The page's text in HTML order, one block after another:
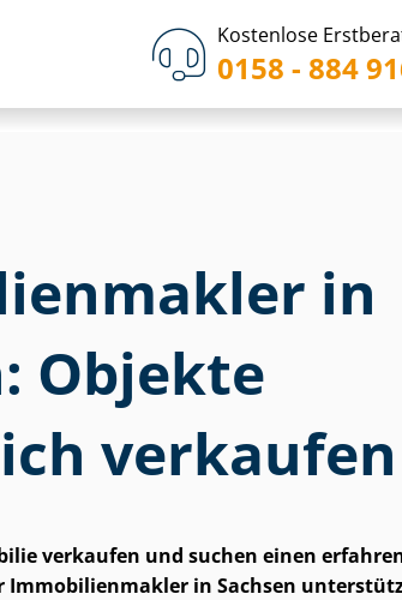
Kostenlose
0158 - 884
in
Objekte
verkaufen
verkaufen und suchen einen
Im­mo­bi­li­en­mak­ler in Sachsen